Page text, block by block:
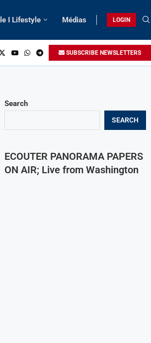
I Lifestyle Médias LOGIN
SUBSCRIBE NEWSLETTERS
Search
SEARCH
ECOUTER PANORAMA PAPERS
ON AIR; Live from Washington